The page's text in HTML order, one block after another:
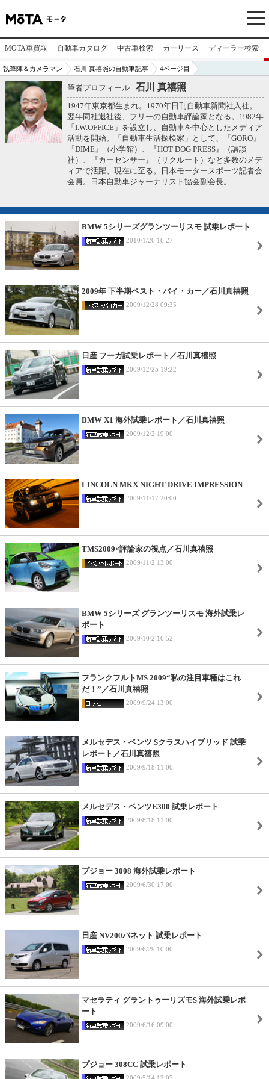
MOTA車買取 自動車カタログ 中古車検索 カーリース ディーラー検索
執筆陣＆カメラマン 石川 真禧照の自動車記事 4ページ目
筆者プロフィール : 石川 真禧照
1947年東京都生まれ。1970年日刊自動車新聞社入社。
翌年同社退社後、フリーの自動車評論家となる。1982年
「I.W.OFFICE」を設立し、自動車を中心としたメディア
活動を開始。「自動車生活探検家」として、『GORO』
『DIME』（小学館）、『HOT DOG PRESS』（講談
社）、『カーセンサー』（リクルート）など多数のメデ
ィアで活躍、現在に至る。日本モータースポーツ記者会
会員。日本自動車ジャーナリスト協会副会長。
BMW 5シリーズグランツーリスモ 試乗レポート
2010/1/26 16:27
2009年 下半期ベスト・バイ・カー／石川真禧照
2009/12/28 09:35
日産 フーガ試乗レポート／石川真禧照
2009/12/25 19:22
BMW X1 海外試乗レポート／石川真禧照
2009/12/2 19:00
LINCOLN MKX NIGHT DRIVE IMPRESSION
2009/11/17 20:00
TMS2009×評論家の視点／石川真禧照
2009/11/2 13:00
BMW 5シリーズ グランツーリスモ 海外試乗レ
ポート
2009/10/2 16:52
フランクフルトMS 2009“私の注目車種はこれ
だ！”／石川真禧照
2009/9/24 13:00
メルセデス・ベンツ Sクラスハイブリッド 試乗
レポート／石川真禧照
2009/9/18 11:00
メルセデス・ベンツE300 試乗レポート
2009/8/18 11:00
プジョー 3008 海外試乗レポート
2009/6/30 17:00
日産 NV200バネット 試乗レポート
2009/6/29 10:00
マセラティ グラントゥーリズモS 海外試乗レポ
ート
2009/6/16 09:00
プジョー 308CC 試乗レポート